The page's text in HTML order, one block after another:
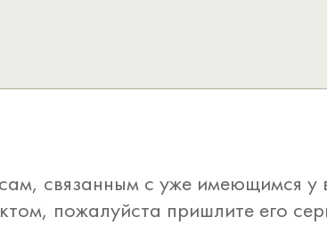
связанным с уже имеющимся у
пожалуйста пришлите его